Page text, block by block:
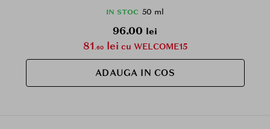
IN STOC 50 ml
96.00 lei
81.60lei cu WELCOME15
ADAUGA IN COS